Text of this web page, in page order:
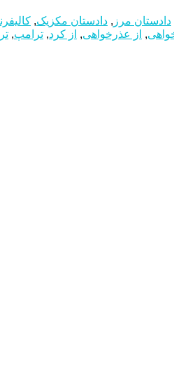
دادستان مرز , دادستان مکزیک,
, از عذرخواهی, از کرد, ترامپ,